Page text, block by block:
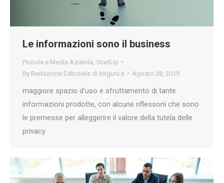
Le informazioni sono il business
Piccola e Media Azienda StartUp
By Redazione Editoriale di bitguru.it Agosto 28, 2019
maggiore spazio d’uso e sfruttamento di tante
informazioni prodotte, con alcune riflessoni che sono
le premesse per alleggerire il valore della tutela delle
privacy